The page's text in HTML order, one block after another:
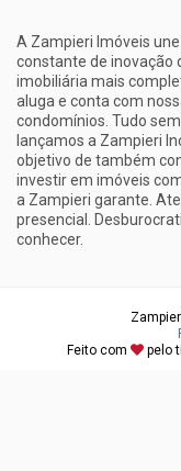
A Zampieri Imóveis
constante de inovação
imobiliária mais
aluga e conta com
condomínios. Tudo
lançamos a Zampieri
objetivo de também
investir em imóveis
a Zampieri garante.
presencial.
conhecer.
Feito com
pelo